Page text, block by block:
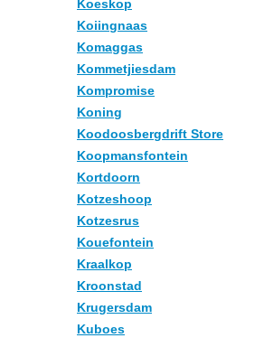
Koeskop
Koiingnaas
Komaggas
Kommetjiesdam
Kompromise
Koning
Koodoosbergdrift Store
Koopmansfontein
Kortdoorn
Kotzeshoop
Kotzesrus
Kouefontein
Kraalkop
Kroonstad
Krugersdam
Kuboes